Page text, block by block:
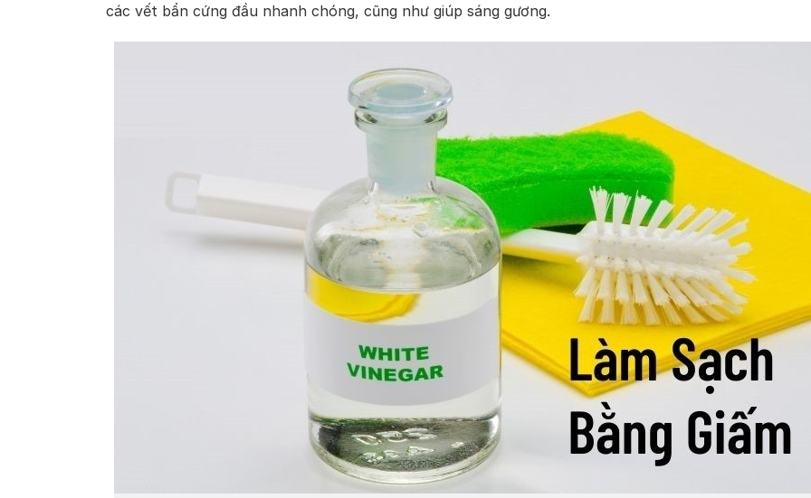
các vết bẩn cứng đầu nhanh chóng, cũng như giúp sáng gương.